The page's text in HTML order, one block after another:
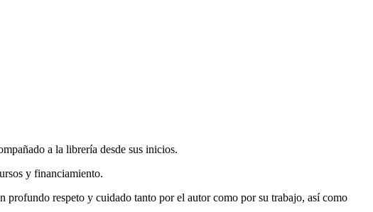
a la librería desde sus inicios.
y financiamiento.
profundo respeto y cuidado tanto por el autor como por su trabajo, así como